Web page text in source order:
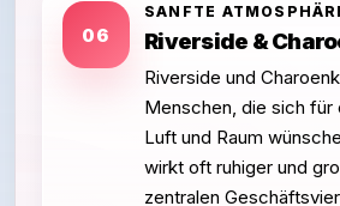
06
SANFTE
Riverside &
Riverside und
Menschen, die sich für
Luft und Raum
wirkt oft ruhiger und
zentralen